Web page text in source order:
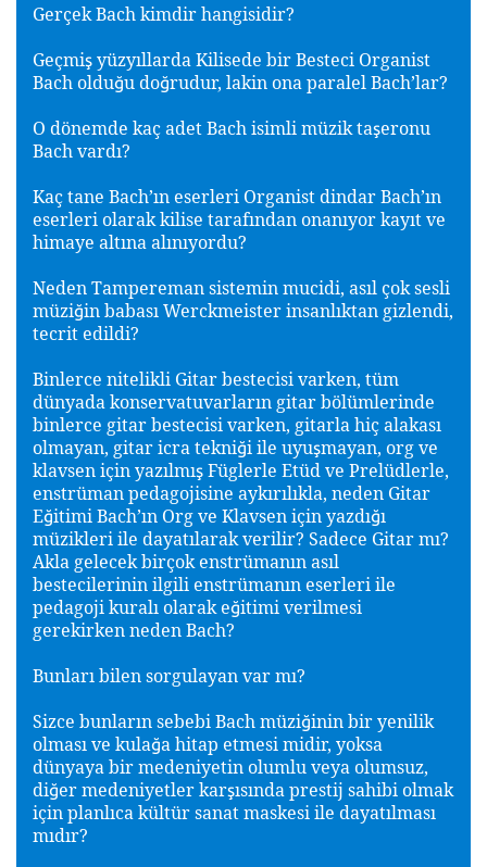
Gerçek Bach kimdir hangisidir?
Geçmiş yüzyıllarda Kilisede bir Besteci Organist
Bach olduğu doğrudur, lakin ona paralel Bach’lar?
O dönemde kaç adet Bach isimli müzik taşeronu
Bach vardı?
Kaç tane Bach’ın eserleri Organist dindar Bach’ın
eserleri olarak kilise tarafından onanıyor kayıt ve
himaye altına alınıyordu?
Neden Tampereman sistemin mucidi, asıl çok sesli
müziğin babası Werckmeister insanlıktan gizlendi,
tecrit edildi?
Binlerce nitelikli Gitar bestecisi varken, tüm
dünyada konservatuvarların gitar bölümlerinde
binlerce gitar bestecisi varken, gitarla hiç alakası
olmayan, gitar icra tekniği ile uyuşmayan, org ve
klavsen için yazılmış Füglerle Etüd ve Prelüdlerle,
enstrüman pedagojisine aykırılıkla, neden Gitar
Eğitimi Bach’ın Org ve Klavsen için yazdığı
müzikleri ile dayatılarak verilir? Sadece Gitar mı?
Akla gelecek birçok enstrümanın asıl
bestecilerinin ilgili enstrümanın eserleri ile
pedagoji kuralı olarak eğitimi verilmesi
gerekirken neden Bach?
Bunları bilen sorgulayan var mı?
Sizce bunların sebebi Bach müziğinin bir yenilik
olması ve kulağa hitap etmesi midir, yoksa
dünyaya bir medeniyetin olumlu veya olumsuz,
diğer medeniyetler karşısında prestij sahibi olmak
için planlıca kültür sanat maskesi ile dayatılması
mıdır?